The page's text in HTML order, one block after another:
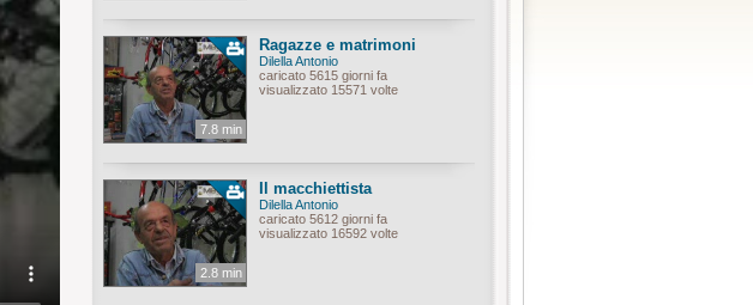
7.8 min
Ragazze e matrimoni
Dilella Antonio
caricato 5615 giorni fa
visualizzato 15571 volte
2.8 min
Il macchiettista
Dilella Antonio
caricato 5612 giorni fa
visualizzato 16592 volte